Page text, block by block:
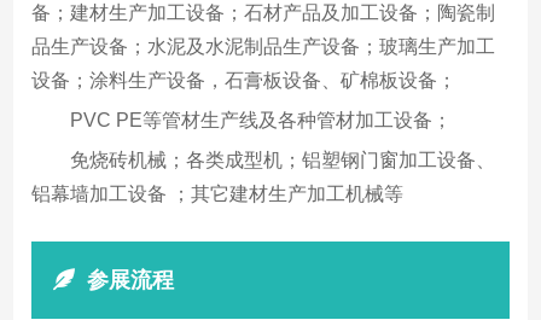
备；建材生产加工设备；石材产品及加工设备；陶瓷制
品生产设备；水泥及水泥制品生产设备；玻璃生产加工
设备；涂料生产设备，石膏板设备、矿棉板设备；
PVC PE等管材生产线及各种管材加工设备；
免烧砖机械；各类成型机；铝塑钢门窗加工设备、
铝幕墙加工设备 ；其它建材生产加工机械等
参展流程